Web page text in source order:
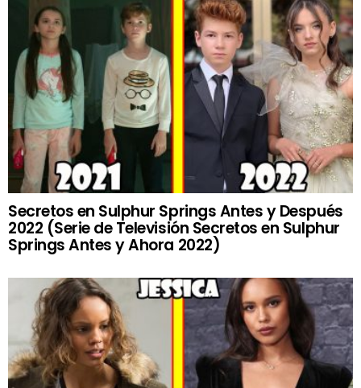
Secretos en Sulphur Springs Antes y Después
2022 (Serie de Televisión Secretos en Sulphur
Springs Antes y Ahora 2022)